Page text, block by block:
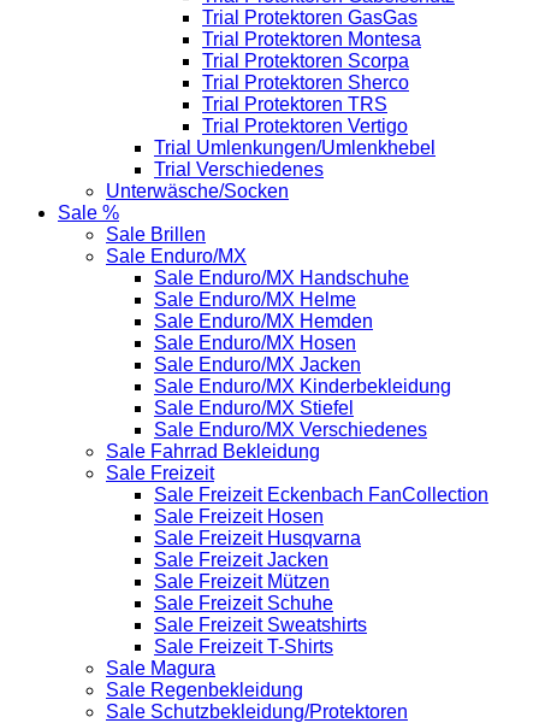
Trial Protektoren GasGas
Trial Protektoren Montesa
Trial Protektoren Scorpa
Trial Protektoren Sherco
Trial Protektoren TRS
Trial Protektoren Vertigo
Trial Umlenkungen/Umlenkhebel
Trial Verschiedenes
Unterwäsche/Socken
Sale %
Sale Brillen
Sale Enduro/MX
Sale Enduro/MX Handschuhe
Sale Enduro/MX Helme
Sale Enduro/MX Hemden
Sale Enduro/MX Hosen
Sale Enduro/MX Jacken
Sale Enduro/MX Kinderbekleidung
Sale Enduro/MX Stiefel
Sale Enduro/MX Verschiedenes
Sale Fahrrad Bekleidung
Sale Freizeit
Sale Freizeit Eckenbach FanCollection
Sale Freizeit Hosen
Sale Freizeit Husqvarna
Sale Freizeit Jacken
Sale Freizeit Mützen
Sale Freizeit Schuhe
Sale Freizeit Sweatshirts
Sale Freizeit T-Shirts
Sale Magura
Sale Regenbekleidung
Sale Schutzbekleidung/Protektoren